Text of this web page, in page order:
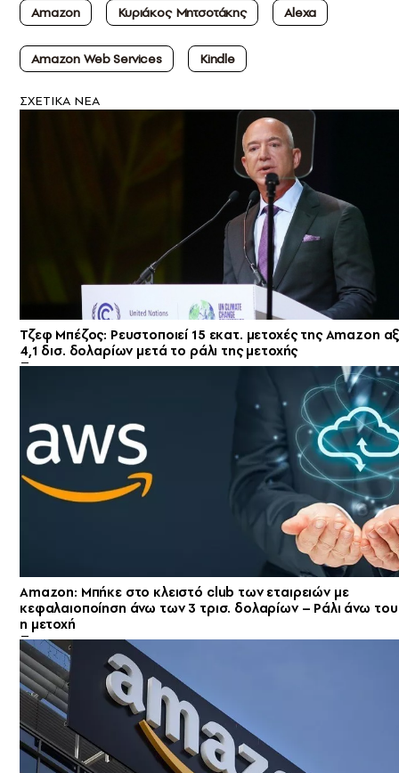
Amazon
Κυριάκος Μητσοτάκης Alexa
Amazon Web Services Kindle
ΣXETIKA NEA
Τζεφ Μπέζος: Ρευστοποιεί 15 εκατ. μετοχές της Amazon
4,1 δισ. δολαρίων μετά το ράλι της μετοχής
Amazon: Μπήκε στο κλειστό club των εταιρειών με
κεφαλαιοποίηση άνω των 3 τρισ. δολαρίων – Ράλι άνω του
η μετοχή